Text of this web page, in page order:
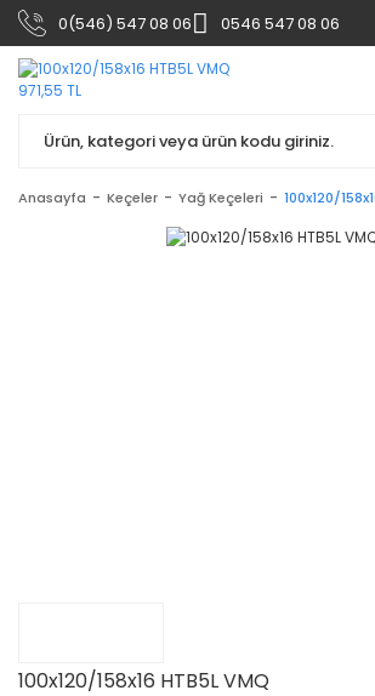
0(546) 547 08 06 0546 547 08 06
Anasayfa Keçeler Yağ Keçeleri 100x120/
100x120/158x16 HTB5L VMQ